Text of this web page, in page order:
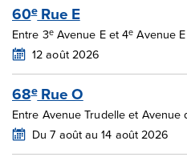
60eRue E
Entre 3eAvenue E et 4e Avenue
12 août 2026
68eRue O
Entre Avenue Trudelle et
Du 7 août au 14 août 2026